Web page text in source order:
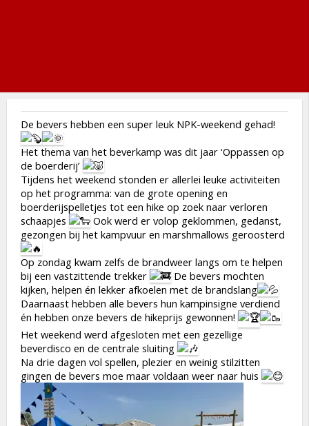
De bevers hebben een super leuk NPK-weekend gehad!
Het thema van het beverkamp was dit jaar ‘Oppassen op
de boerderij’
Tijdens het weekend stonden er allerlei leuke activiteiten
op het programma: van de grote opening en
boerderijspelletjes tot een hike op zoek naar verloren
schaapjes
Ook werd er volop geklommen, gedanst,
gezongen bij het kampvuur en marshmallows geroosterd
Op zondag kwam zelfs de brandweer langs om te helpen
bij een vastzittende trekker
De bevers mochten
kijken, helpen én lekker afkoelen met de brandslang
Daarnaast hebben alle bevers hun kampinsigne verdiend
én hebben onze bevers de hikeprijs gewonnen!
Het weekend werd afgesloten met een gezellige
beverdisco en de centrale sluiting
Na drie dagen vol spellen, plezier en weinig stilzitten
gingen de bevers moe maar voldaan weer naar huis